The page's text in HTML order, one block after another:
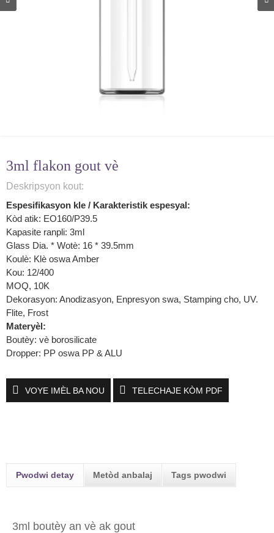
3ml flakon gout vè
Deskripsyon kout:
Espesifikasyon kle / Karakteristik espesyal:
Kòd atik: EO160/P39.5
Kapasite ranpli: 3ml
Glass Dia. * Wotè: 16 * 39.5mm
Koulè: Klè oswa Amber
Kou: 12/400
MOQ, 10K
Dekorasyon: Anodizasyon, Enpresyon swa, Stamping cho, UV.
Flite, Frost
Materyèl:
Boutèy: vè borosilicate
Dropper: PP oswa PP & ALU
VOYE IMÈL BA NOU TELECHAJE KÒM PDF
Pwodwi detay Metòd anbalaj Tags pwodwi
3ml boutèy an vè ak gout